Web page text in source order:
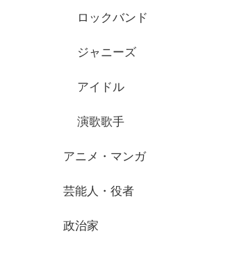
ロックバンド
ジャニーズ
アイドル
演歌歌手
アニメ・マンガ
芸能人・役者
政治家